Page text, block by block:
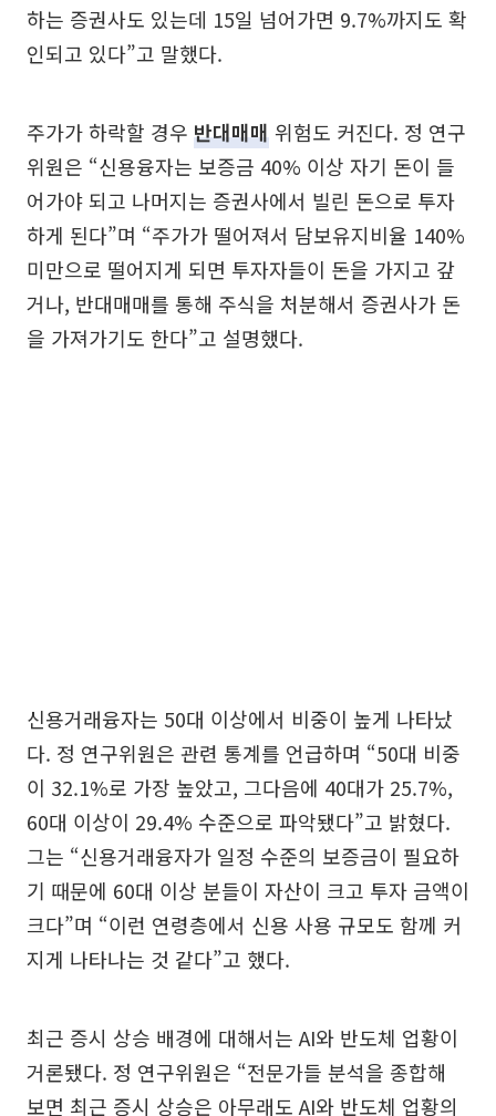
하는 증권사도 있는데 15일 넘어가면 9.7%까지도 확
인되고 있다”고 말했다.
주가가 하락할 경우 반대매매위험도 커진다. 정 연구
위원은 “신용융자는 보증금 40% 이상 자기 돈이 들
어가야 되고 나머지는 증권사에서 빌린 돈으로 투자
하게 된다”며 “주가가 떨어져서 담보유지비율 140%
미만으로 떨어지게 되면 투자자들이 돈을 가지고 갚
거나, 반대매매를 통해 주식을 처분해서 증권사가 돈
을 가져가기도 한다”고 설명했다.
신용거래융자는 50대 이상에서 비중이 높게 나타났
다. 정 연구위원은 관련 통계를 언급하며 “50대 비중
이 32.1%로 가장 높았고, 그다음에 40대가 25.7%,
60대 이상이 29.4% 수준으로 파악됐다”고 밝혔다.
그는 “신용거래융자가 일정 수준의 보증금이 필요하
기 때문에 60대 이상 분들이 자산이 크고 투자 금액이
크다”며 “이런 연령층에서 신용 사용 규모도 함께 커
지게 나타나는 것 같다”고 했다.
최근 증시 상승 배경에 대해서는 AI와 반도체 업황이
거론됐다. 정 연구위원은 “전문가들 분석을 종합해
보면 최근 증시 상승은 아무래도 AI와 반도체 업황의